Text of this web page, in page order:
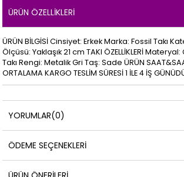
ÜRÜN ÖZELLIKLERI
ÜRÜN BİLGİSİ Cinsiyet: Erkek Marka: Fossil Takı
Ölçüsü: Yaklaşık 21 cm TAKI ÖZELLİKLERİ
Takı Rengi: Metalik Gri Taş: Sade ÜRÜN
ORTALAMA KARGO TESLİM SÜRESİ 1 İLE 4 İŞ
YORUMLAR(0)
ÖDEME SEÇENEKLERI